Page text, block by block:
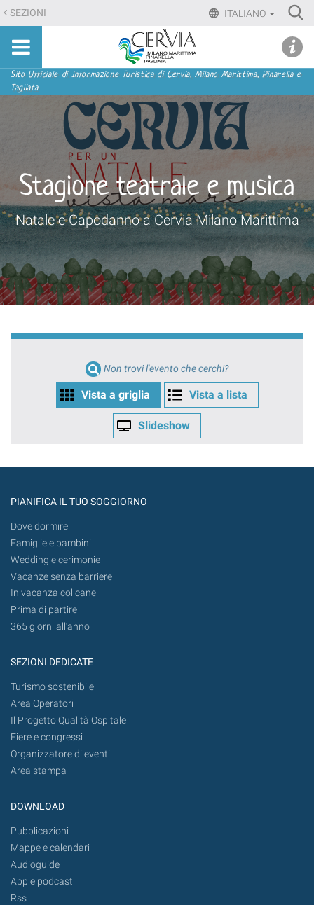
Salta
ai
contenuti.
Salta
alla
ITALIANO
SEZIONI
Sito
turistico
ufficiale
Cervia,
Milano
Marittima,
Pinarella,
Tagliata
Sezioni
Sito Ufficiale di Informazione Turistica di Cervia, Milano Marittima, Pinarella e
Tagliata
Stagione teatrale e musica
Natale e Capodanno a Cervia Milano Marittima
Non trovi l'evento che cerchi?
Vista a griglia Vista a lista
Slideshow
PIANIFICA IL TUO SOGGIORNO
Dove dormire
Famiglie e bambini
Wedding e cerimonie
Vacanze senza barriere
In vacanza col cane
Prima di partire
365 giorni all’anno
SEZIONI DEDICATE
Turismo sostenibile
Area Operatori
Il Progetto Qualità Ospitale
Fiere e congressi
Organizzatore di eventi
Area stampa
DOWNLOAD
Pubblicazioni
Mappe e calendari
Audioguide
App e podcast
Rss
menu